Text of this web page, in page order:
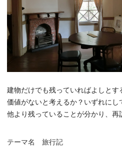
建物だけでも残っていればよしと
価値がないと考えるか？いずれに
他より残っていることが分かり、再
テーマ名 旅行記